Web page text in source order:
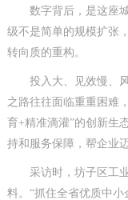
数字背后，是这座城
级不是简单的规模扩张
转向质的重构。
投入大、见效慢、风
之路往往面临重重困难
育+精准滴灌”的创新生
持和服务保障，帮企业
采访时，坊子区工业
料。“抓住全省优质中